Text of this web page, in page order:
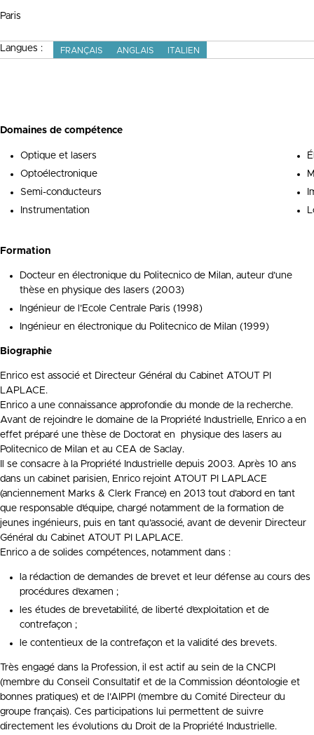
Paris
Langues : FRANÇAIS ANGLAIS ITALIEN
Domaines de compétence
Optique et lasers
Optoélectronique
Semi-conducteurs
Instrumentation
Formation
Docteur en électronique du Politecnico de Milan, auteur d’une
thèse en physique des lasers (2003)
Ingénieur de l’Ecole Centrale Paris (1998)
Ingénieur en électronique du Politecnico de Milan (1999)
Biographie
Enrico est associé et Directeur Général du Cabinet ATOUT PI
LAPLACE.
Enrico a une connaissance approfondie du monde de la recherche.
Avant de rejoindre le domaine de la Propriété Industrielle, Enrico a en
effet préparé une thèse de Doctorat en physique des lasers au
Politecnico de Milan et au CEA de Saclay.
Il se consacre à la Propriété Industrielle depuis 2003. Après 10 ans
dans un cabinet parisien, Enrico rejoint ATOUT PI LAPLACE
(anciennement Marks & Clerk France) en 2013 tout d’abord en tant
que responsable d’équipe, chargé notamment de la formation de
jeunes ingénieurs, puis en tant qu’associé, avant de devenir Directeur
Général du Cabinet ATOUT PI LAPLACE.
Enrico a de solides compétences, notamment dans :
la rédaction de demandes de brevet et leur défense au cours des
procédures d’examen ;
les études de brevetabilité, de liberté d’exploitation et de
contrefaçon ;
le contentieux de la contrefaçon et la validité des brevets.
Très engagé dans la Profession, il est actif au sein de la CNCPI
(membre du Conseil Consultatif et de la Commission déontologie et
bonnes pratiques) et de l’AIPPI (membre du Comité Directeur du
groupe français). Ces participations lui permettent de suivre
directement les évolutions du Droit de la Propriété Industrielle.